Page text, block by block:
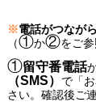
※電話がつなが
（①か②をご参
①留守番電話
（SMS） で 「
さい。 確認後ご